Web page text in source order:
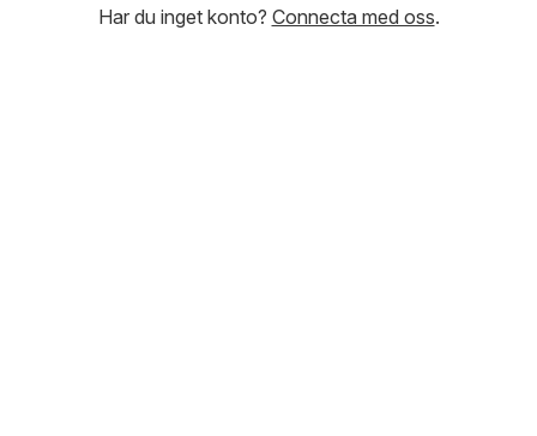
Har du inget konto? Connecta med oss.